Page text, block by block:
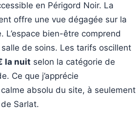
en Périgord Noir. La
offre une vue dégagée sur la
L’espace bien-être comprend
de soins. Les tarifs oscillent
la nuit selon la catégorie de
Ce que j’apprécie
absolu du site, à seulement
Sarlat.